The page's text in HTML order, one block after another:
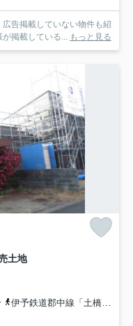
告掲載していない物件も紹
掲載している...
もっと見る
土地
伊予鉄道郡中線「土橋」駅 徒歩16分